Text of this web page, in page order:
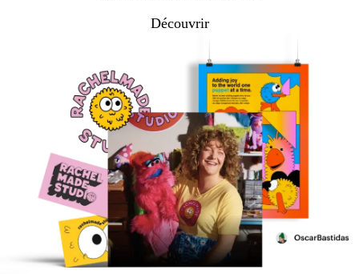
Découvrir